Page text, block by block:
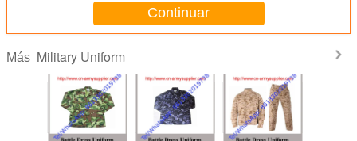
Continuar
Más Military Uniform